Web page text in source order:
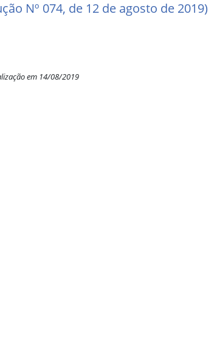
Nº 074, de 12 de agosto de 2019)
em 14/08/2019